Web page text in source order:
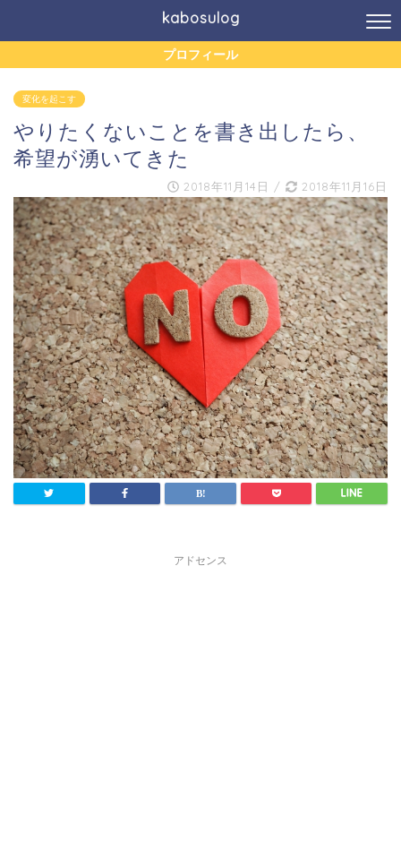
kabosulog
プロフィール
変化を起こす
やりたくないことを書き出したら、
希望が湧いてきた
2018年11月14日 / 2018年11月16日
アドセンス